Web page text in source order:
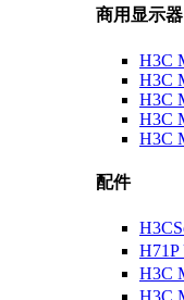
商用显示器
H3C
H3C
H3C
H3C
H3C
配件
H3C